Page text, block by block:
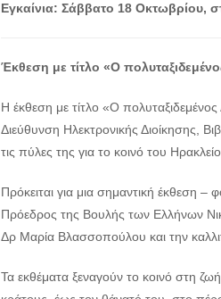
Εγκαίνια: Σάββατο 18 Οκτωβρίου,
Έκθεση με τίτλο «Ο
Η έκθεση με τίτλο «Ο
Διεύθυνση Ηλεκτρονικής Διοίκησης,
τις πύλες της για το κοινό του
Πρόκειται για μια σημαντική έκθεση –
Πρόεδρος της Βουλής των Ελλήνων
Δρ Μαρία Βλασσοπούλου και την
Τα εκθέματα ξεναγούν το κοινό στη